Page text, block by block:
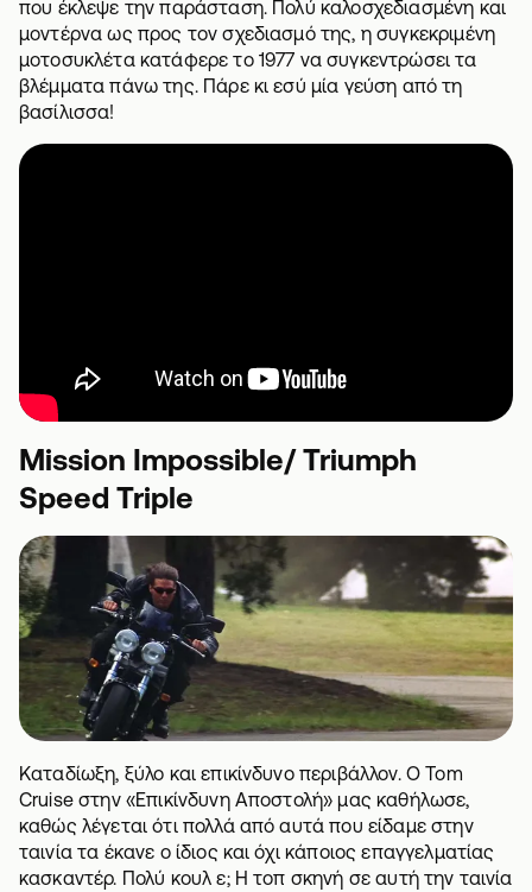
που έκλεψε την παράσταση. Πολύ καλοσχεδιασμένη και
μοντέρνα ως προς τον σχεδιασμό της, η συγκεκριμένη
μοτοσυκλέτα κατάφερε το 1977 να συγκεντρώσει τα
βλέμματα πάνω της. Πάρε κι εσύ μία γεύση από τη
βασίλισσα!
Mission Impossible/ Triumph
Speed Triple
Καταδίωξη, ξύλο και επικίνδυνο περιβάλλον. Ο Tom
Cruise στην «Επικίνδυνη Αποστολή» μας καθήλωσε,
καθώς λέγεται ότι πολλά από αυτά που είδαμε στην
ταινία τα έκανε ο ίδιος και όχι κάποιος επαγγελματίας
κασκαντέρ. Πολύ κουλ ε; Η τοπ σκηνή σε αυτή την ταινία